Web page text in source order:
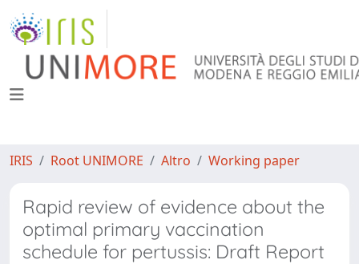
IRIS Root UNIMORE Altro Working paper
Rapid review of evidence about the
optimal primary vaccination
schedule for pertussis: Draft Report